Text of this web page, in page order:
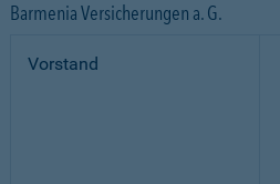
Barmenia Versicherungen a. G.
Vorstand